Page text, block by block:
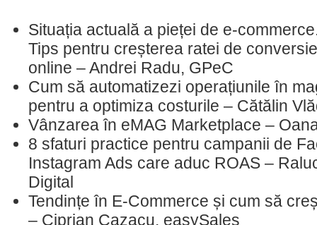
Situația actuală a pieței de e-
Tips pentru creșterea ratei de
online – Andrei Radu, GPeC
Cum să automatizezi operațiunile în
pentru a optimiza costurile – Cătălin
Vânzarea în eMAG Marketplace –
8 sfaturi practice pentru campanii de
Instagram Ads care aduc ROAS –
Digital
Tendințe în E-Commerce și cum să
– Ciprian Cazacu, easySales